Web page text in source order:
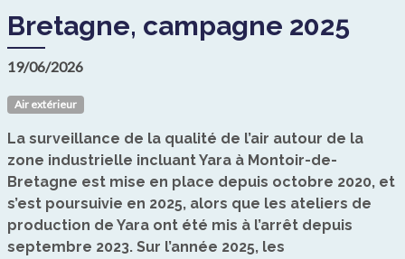
Bretagne, campagne 2025
19/06/2026
Air extérieur
La surveillance de la qualité de l’air autour de la
zone industrielle incluant Yara à Montoir-de-
Bretagne est mise en place depuis octobre 2020, et
s’est poursuivie en 2025, alors que les ateliers de
production de Yara ont été mis à l’arrêt depuis
septembre 2023. Sur l’année 2025, les